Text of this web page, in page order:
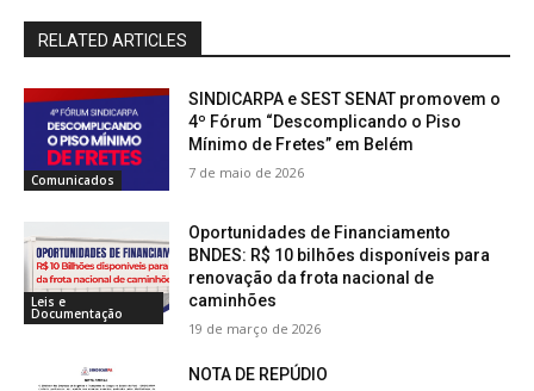
RELATED ARTICLES
Comunicados
SINDICARPA e SEST SENAT promovem o
4º Fórum “Descomplicando o Piso
Mínimo de Fretes” em Belém
7 de maio de 2026
Leis e
Documentação
Oportunidades de Financiamento
BNDES: R$ 10 bilhões disponíveis para
renovação da frota nacional de
caminhões
19 de março de 2026
NOTA DE REPÚDIO